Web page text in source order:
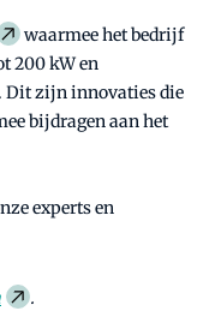
waarmee het bedrijf
200 kW en
Dit zijn innovaties die
bijdragen aan het
experts en
.